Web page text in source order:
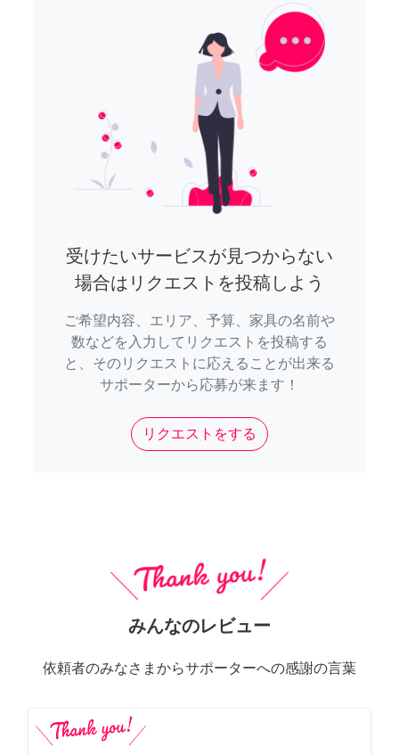
受けたいサービスが見つからない
場合はリクエストを投稿しよう
ご希望内容、エリア、予算、家具の名前や
数などを入力してリクエストを投稿する
と、そのリクエストに応えることが出来る
サポーターから応募が来ます！
リクエストをする
みんなのレビュー
依頼者のみなさまからサポーターへの感謝の言葉